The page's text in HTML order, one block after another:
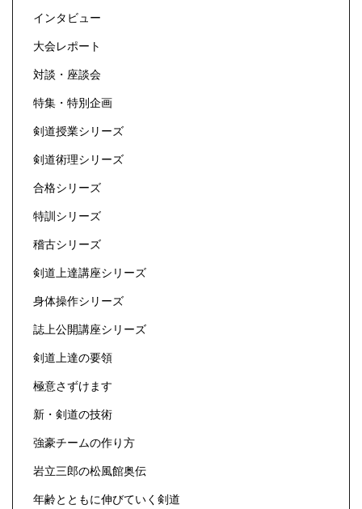
インタビュー
大会レポート
対談・座談会
特集・特別企画
剣道授業シリーズ
剣道術理シリーズ
合格シリーズ
特訓シリーズ
稽古シリーズ
剣道上達講座シリーズ
身体操作シリーズ
誌上公開講座シリーズ
剣道上達の要領
極意さずけます
新・剣道の技術
強豪チームの作り方
岩立三郎の松風館奥伝
年齢とともに伸びていく剣道